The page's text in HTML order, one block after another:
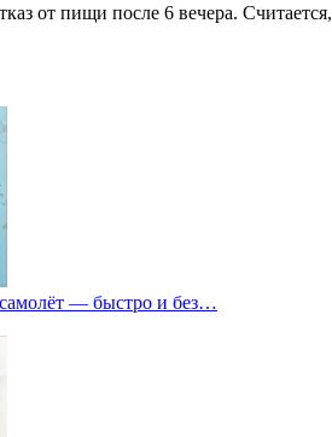
от пищи после 6 вечера.
— быстро и без…